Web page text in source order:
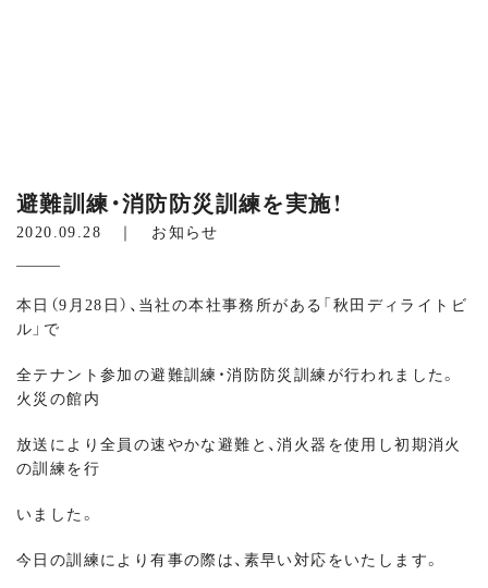
避難訓練・消防防災訓練を実施！
2020.09.28 ｜ お知らせ
本日（9月28日）、当社の本社事務所がある「秋田ディライトビ
ル」で
全テナント参加の避難訓練・消防防災訓練が行われました。
火災の館内
放送により全員の速やかな避難と、消火器を使用し初期消火
の訓練を行
いました。
今日の訓練により有事の際は、素早い対応をいたします。